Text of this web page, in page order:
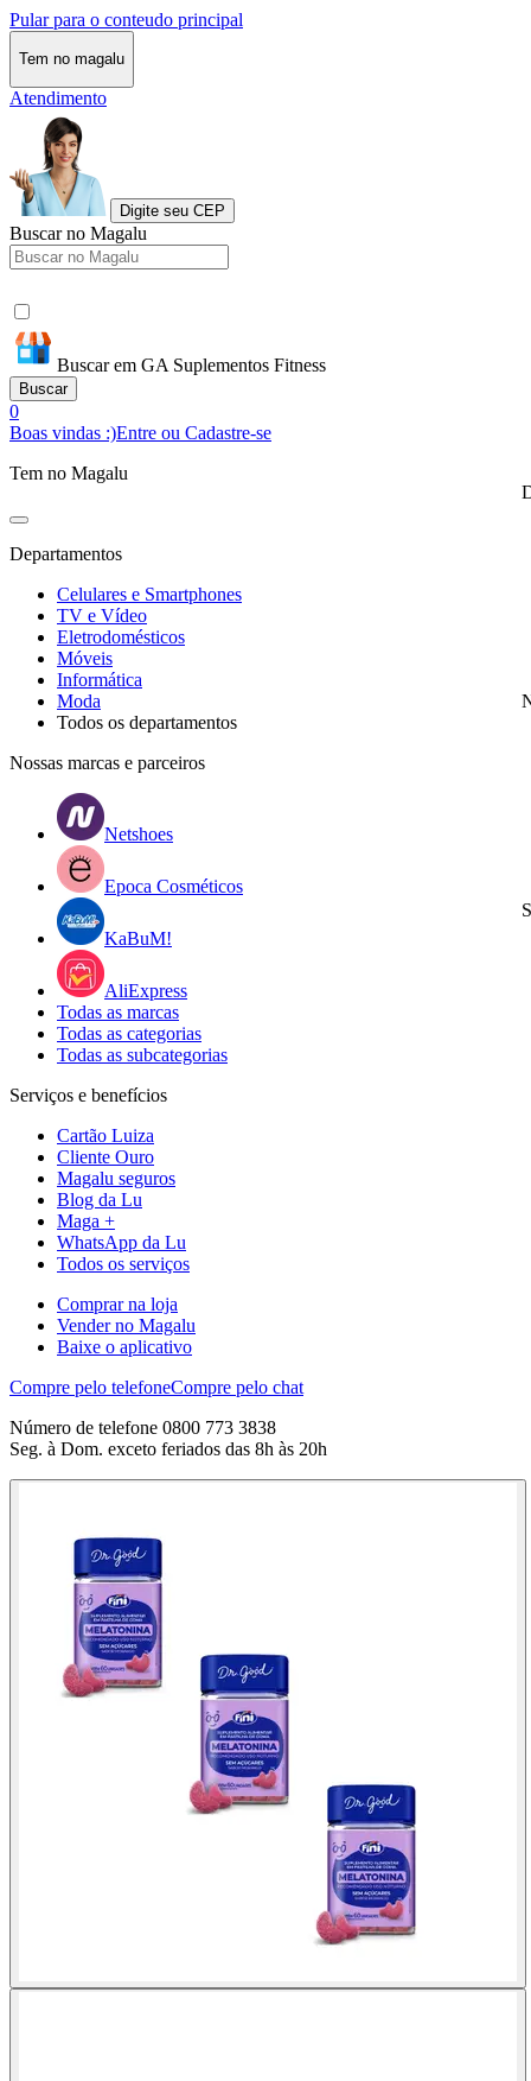
Pular para o conteudo principal
Tem no magalu
Atendimento
Digite seu CEP
Buscar no Magalu
Buscar em GA Suplementos Fitness
Buscar
0
Boas vindas :)Entre ou Cadastre-se
Tem no Magalu
Departamentos
Celulares e Smartphones
TV e Vídeo
Eletrodomésticos
Móveis
Informática
Moda
Todos os departamentos
Nossas marcas e parceiros
Netshoes
Epoca Cosméticos
KaBuM!
AliExpress
Todas as marcas
Todas as categorias
Todas as subcategorias
Serviços e benefícios
Cartão Luiza
Cliente Ouro
Magalu seguros
Blog da Lu
Maga +
WhatsApp da Lu
Todos os serviços
Comprar na loja
Vender no Magalu
Baixe o aplicativo
Compre pelo telefoneCompre pelo chat
Número de telefone 0800 773 3838
Seg. à Dom. exceto feriados das 8h às 20h